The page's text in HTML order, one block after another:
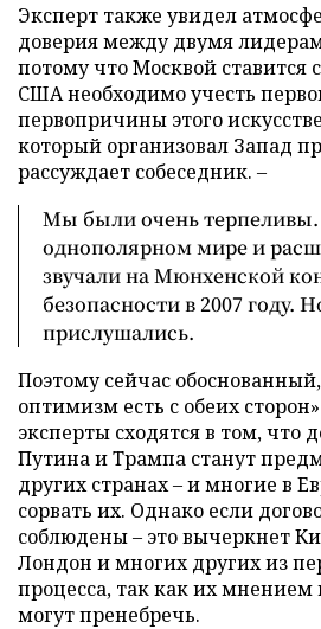
Эксперт также увидел
доверия между двумя
потому что Москвой ставится
США необходимо учесть
первопричины этого
который организовал Запад
рассуждает собеседник. –
Мы были очень терпеливы.
однополярном мире и
звучали на Мюнхенской
безопасности в 2007 году.
прислушались.
Поэтому сейчас
оптимизм есть с обеих
эксперты сходятся в том, что
Путина и Трампа станут
других странах – и многие в
сорвать их. Однако если
соблюдены – это вычеркнет
Лондон и многих других из
процесса, так как их
могут пренебречь.